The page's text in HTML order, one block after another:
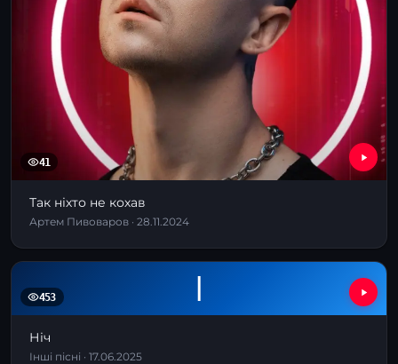
41
Так ніхто не кохав
Артем Пивоваров · 28.11.2024
І
453
Ніч
Інші пісні · 17.06.2025